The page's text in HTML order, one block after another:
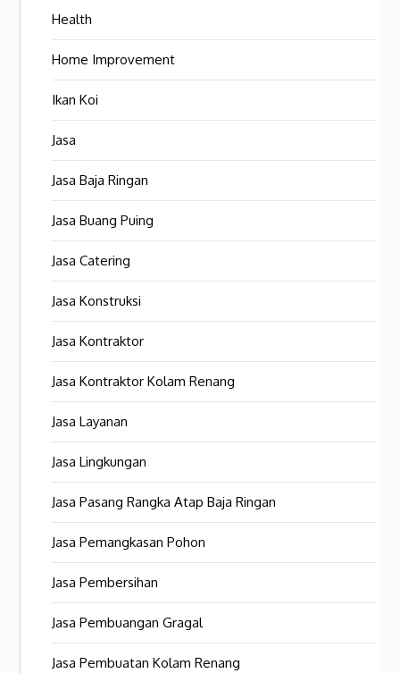
Health
Home Improvement
Ikan Koi
Jasa
Jasa Baja Ringan
Jasa Buang Puing
Jasa Catering
Jasa Konstruksi
Jasa Kontraktor
Jasa Kontraktor Kolam Renang
Jasa Layanan
Jasa Lingkungan
Jasa Pasang Rangka Atap Baja Ringan
Jasa Pemangkasan Pohon
Jasa Pembersihan
Jasa Pembuangan Gragal
Jasa Pembuatan Kolam Renang